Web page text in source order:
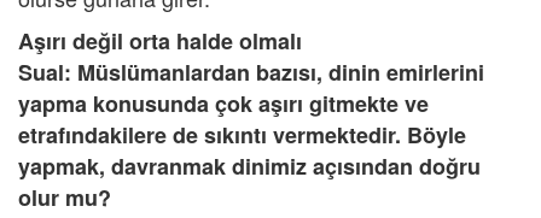
Aşırı değil orta halde olmalı
Sual: Müslümanlardan bazısı, dinin emirlerini
yapma konusunda çok aşırı gitmekte ve
etrafındakilere de sıkıntı vermektedir. Böyle
yapmak, davranmak dinimiz açısından doğru
olur mu?